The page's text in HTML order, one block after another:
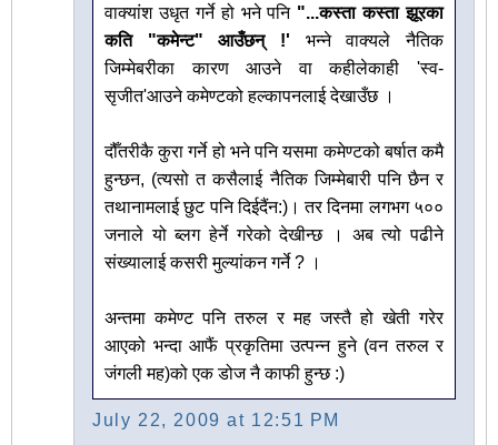
वाक्यांश उधृत गर्ने हो भने पनि "...कस्ता कस्ता झूरका
कति "कमेन्ट" आउँछन् !' भन्ने वाक्यले नैतिक
जिम्मेबरीका कारण आउने वा कहीलेकाही 'स्व-
सृजीत'आउने कमेण्टको हल्कापनलाई देखाउँछ ।
दौँतरीकै कुरा गर्ने हो भने पनि यसमा कमेण्टको बर्षात कमै
हुन्छन, (त्यसो त कसैलाई नैतिक जिम्मेबारी पनि छैन र
तथानामलाई छुट पनि दिईदैंन:)। तर दिनमा लगभग ५००
जनाले यो ब्लग हेर्ने गरेको देखीन्छ । अब त्यो पढीने
संख्यालाई कसरी मुल्यांकन गर्ने ? ।
अन्तमा कमेण्ट पनि तरुल र मह जस्तै हो खेती गरेर
आएको भन्दा आफैं प्रकृतिमा उत्पन्न हुने (वन तरुल र
जंगली मह)को एक डोज नै काफी हुन्छ :)
July 22, 2009 at 12:51 PM